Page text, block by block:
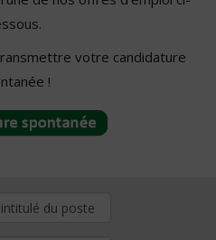
votre candidature
!